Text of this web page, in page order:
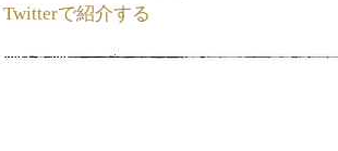
Twitterで紹介する